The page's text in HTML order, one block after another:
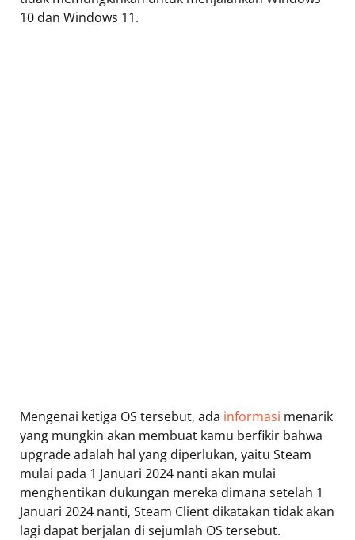
10 dan Windows 11.
Mengenai ketiga OS tersebut, ada informasi menarik
yang mungkin akan membuat kamu berfikir bahwa
upgrade adalah hal yang diperlukan, yaitu Steam
mulai pada 1 Januari 2024 nanti akan mulai
menghentikan dukungan mereka dimana setelah 1
Januari 2024 nanti, Steam Client dikatakan tidak akan
lagi dapat berjalan di sejumlah OS tersebut.